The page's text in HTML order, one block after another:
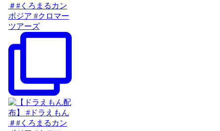
＃#くろまるカン
ボジア #クロマー
ツアーズ